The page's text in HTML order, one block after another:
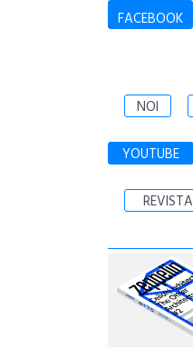
FACEBOOK
NOI
YOUTUBE
REVISTA